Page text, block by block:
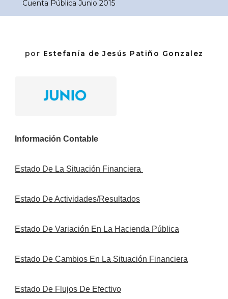
Cuenta Pública Junio 2015
por Estefanía de Jesús Patiño Gonzalez
Información Contable
Estado De La Situación Financiera
Estado De Actividades/Resultados
Estado De Variación En La Hacienda Pública
Estado De Cambios En La Situación Financiera
Estado De Flujos De Efectivo